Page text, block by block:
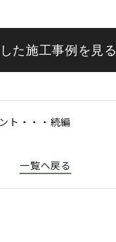
た施工事例を見る
ト・・・続編
一覧へ戻る